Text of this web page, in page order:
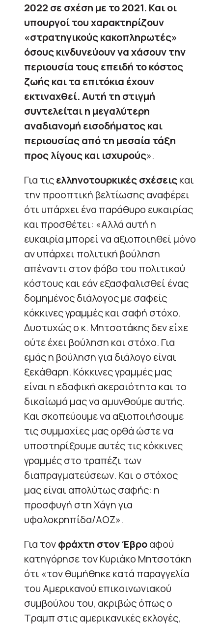
2022 σε σχέση με το 2021. Και οι
υπουργοί του χαρακτηρίζουν
«στρατηγικούς κακοπληρωτές»
όσους κινδυνεύουν να χάσουν την
περιουσία τους επειδή το κόστος
ζωής και τα επιτόκια έχουν
εκτιναχθεί. Αυτή τη στιγμή
συντελείται η μεγαλύτερη
αναδιανομή εισοδήματος και
περιουσίας από τη μεσαία τάξη
προς λίγους και ισχυρούς».
Για τιςελληνοτουρκικές σχέσειςκαι
την προοπτική βελτίωσης αναφέρει
ότι υπάρχει ένα παράθυρο ευκαιρίας
και προσθέτει: «Αλλά αυτή η
ευκαιρία μπορεί να αξιοποιηθεί μόνο
αν υπάρχει πολιτική βούληση
απέναντι στον φόβο του πολιτικού
κόστους και εάν εξασφαλισθεί ένας
δομημένος διάλογος με σαφείς
κόκκινες γραμμές και σαφή στόχο.
Δυστυχώς ο κ. Μητσοτάκης δεν είχε
ούτε έχει βούληση και στόχο. Για
εμάς η βούληση για διάλογο είναι
ξεκάθαρη. Κόκκινες γραμμές μας
είναι η εδαφική ακεραιότητα και το
δικαίωμά μας να αμυνθούμε αυτής.
Και σκοπεύουμε να αξιοποιήσουμε
τις συμμαχίες μας ορθά ώστε να
υποστηρίξουμε αυτές τις κόκκινες
γραμμές στο τραπέζι των
διαπραγματεύσεων. Και ο στόχος
μας είναι απολύτως σαφής: η
προσφυγή στη Χάγη για
υφαλοκρηπίδα/ΑΟΖ».
Για τονφράχτη στον Έβροαφού
κατηγόρησε τον Κυριάκο Μητσοτάκη
ότι «τον θυμήθηκε κατά παραγγελία
του Αμερικανού επικοινωνιακού
συμβούλου του, ακριβώς όπως ο
Τραμπ στις αμερικανικές εκλογές,